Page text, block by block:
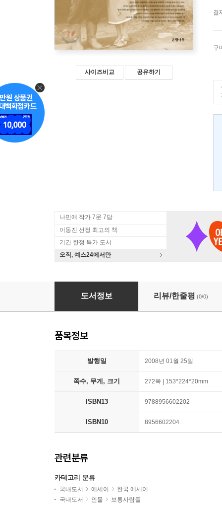
사이즈비교 공유하기
결
구
나민애 작가 7문 7답
이동진 선정 최고의 책
기간 한정 특가 도서
오직, 예스24에서만
내 인생 최고의 선택
도서정보 리뷰/한줄평 (0/0)
품목정보
발행일 2008년 01월 25일
쪽수, 무게, 크기 272쪽 | 153*224*20mm
ISBN13 9788956602202
ISBN10 8956602204
관련분류
카테고리 분류
국내도서 에세이
한국 에세이
국내도서
인물 보통사람들